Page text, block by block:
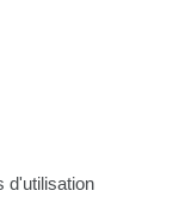
d'utilisation